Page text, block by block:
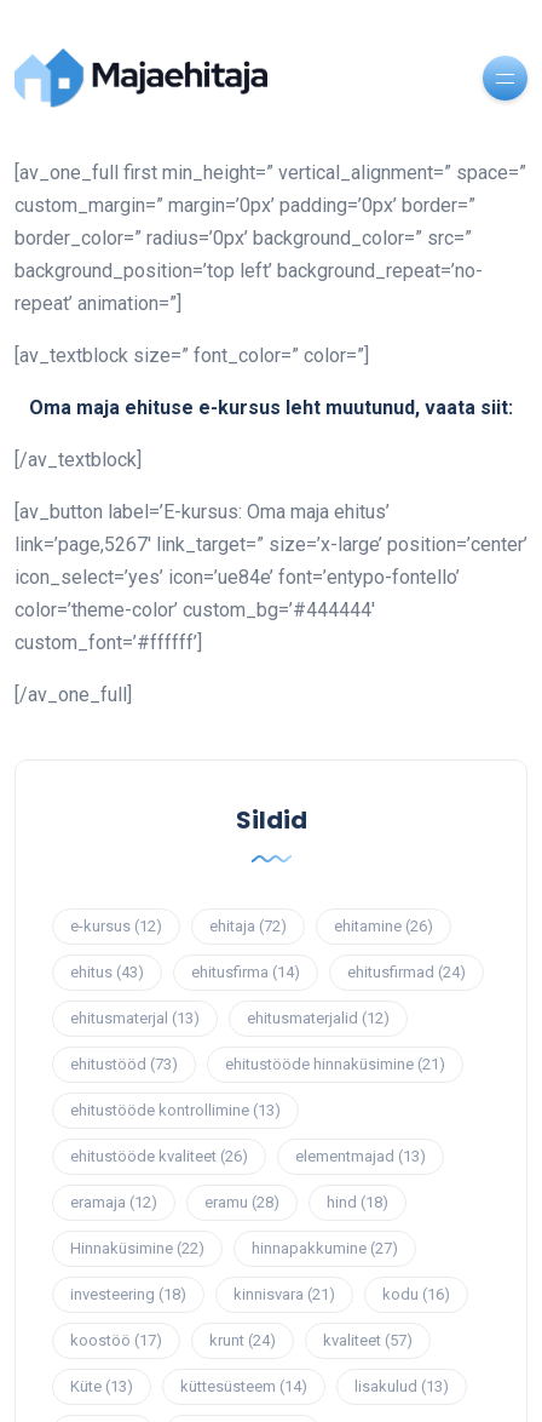
[av_one_full first min_height=” vertical_alignment=” space=”
custom_margin=” margin=’0px’ padding=’0px’ border=”
border_color=” radius=’0px’ background_color=” src=”
background_position=’top left’ background_repeat=’no-
repeat’ animation=”]
[av_textblock size=” font_color=” color=”]
Oma maja ehituse e-kursus leht muutunud, vaata siit:
[/av_textblock]
[av_button label=’E-kursus: Oma maja ehitus’
link=’page,5267′ link_target=” size=’x-large’ position=’center’
icon_select=’yes’ icon=’ue84e’ font=’entypo-fontello’
color=’theme-color’ custom_bg=’#444444′
custom_font=’#ffffff’]
[/av_one_full]
Sildid
e-kursus (12) ehitaja (72) ehitamine (26)
ehitus (43) ehitusfirma (14) ehitusfirmad (24)
ehitusmaterjal (13) ehitusmaterjalid (12)
ehitustööd (73) ehitustööde hinnaküsimine (21)
ehitustööde kontrollimine (13)
ehitustööde kvaliteet (26) elementmajad (13)
eramaja (12) eramu (28) hind (18)
Hinnaküsimine (22) hinnapakkumine (27)
investeering (18) kinnisvara (21) kodu (16)
koostöö (17) krunt (24) kvaliteet (57)
Küte (13) küttesüsteem (14) lisakulud (13)